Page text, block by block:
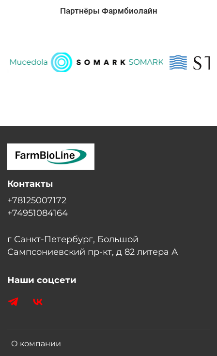
Партнёры Фармбиолайн
SOMARK
О компании
Контакты
+78125007172
+74951084164
г Санкт-Петербург, Большой
Сампсониевский пр-кт, д 82 литера А
Наши соцсети